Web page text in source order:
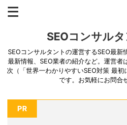
SEOコンサル
SEOコンサルタントの運営するSEO最新
最新情報、SEO業者の紹介など。運営者
次（「世界一わかりやすいSEO対策 最初
です。お気軽にお問合
PR